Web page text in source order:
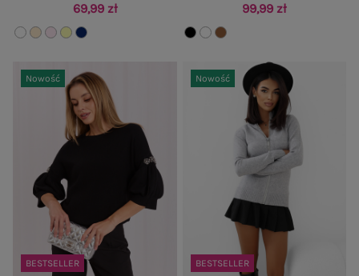
69,99 zł 99,99 zł
BESTSELLER
Nowość
BESTSELLER
Nowość